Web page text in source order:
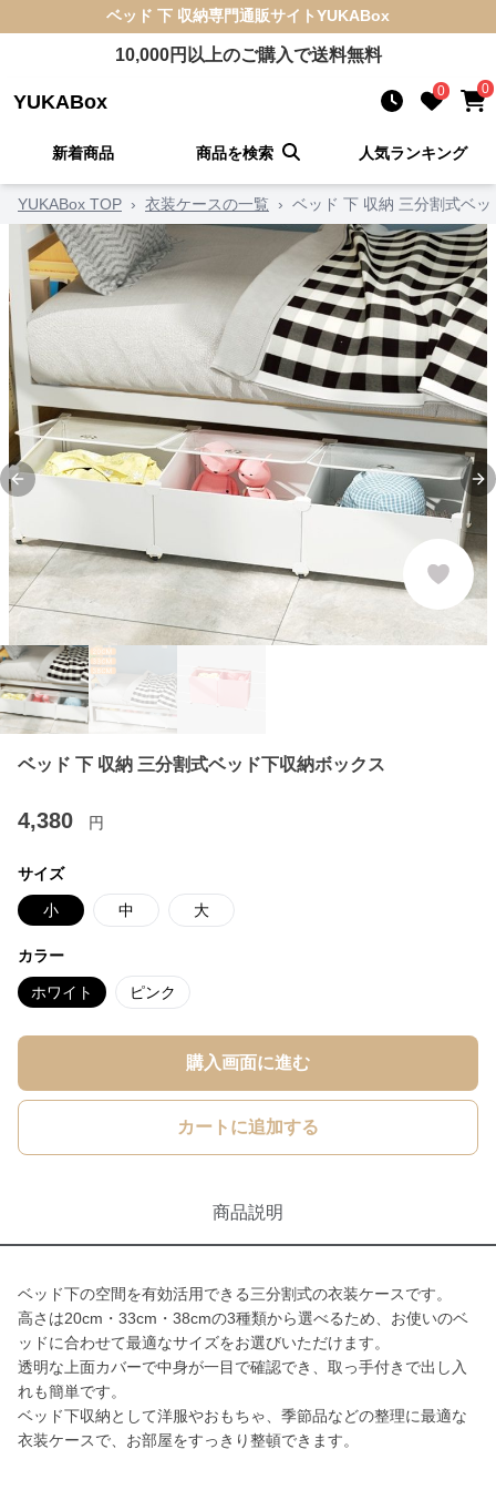
ベッド 下 収納専門通販サイトYUKABox
10,000円以上のご購入で送料無料
YUKABox 0 0
新着商品 商品を検索 人気ランキング
YUKABox TOP › 衣装ケースの一覧 › ベッド 下 収納 三分割式ベ
Previous slide
ベッド 下 収納 三分割式ベッド下収納ボックス
4,380 円
サイズ
小 中 大
カラー
ホワイト ピンク
購入画面に進む
カートに追加する
商品説明
ベッド下の空間を有効活用できる三分割式の衣装ケースです。
高さは20cm・33cm・38cmの3種類から選べるため、お使いのベ
ッドに合わせて最適なサイズをお選びいただけます。
透明な上面カバーで中身が一目で確認でき、取っ手付きで出し入
れも簡単です。
ベッド下収納として洋服やおもちゃ、季節品などの整理に最適な
衣装ケースで、お部屋をすっきり整頓できます。